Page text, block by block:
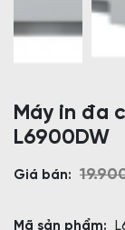
Máy in đa
L6900DW
Giá bán:
Mã sản phẩm: